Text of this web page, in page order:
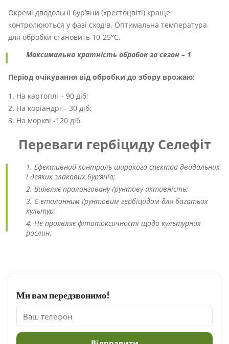
Окремі дводольні бур’яни (хрестоцвіті) краще
контролюються у фазі сходів. Оптимальна температура
для обробки становить 10-25°С.
Максимальна кратність обробок за сезон – 1
Період очікування від обробки до збору врожаю:
На картоплі – 90 діб;
На коріандрі – 30 діб;
На моркві -120 діб.
Переваги гербіциду Селефіт
Ефективний контроль широкого спектра дводольних
і деяких злакових бур’янів;
Виявляє пролонговану ґрунтову активність;
Є еталонним ґрунтовим гербіцидом для багатьох
культур;
Не проявляє фітотоксичності щодо культурних
рослин.
Ми вам передзвонимо!